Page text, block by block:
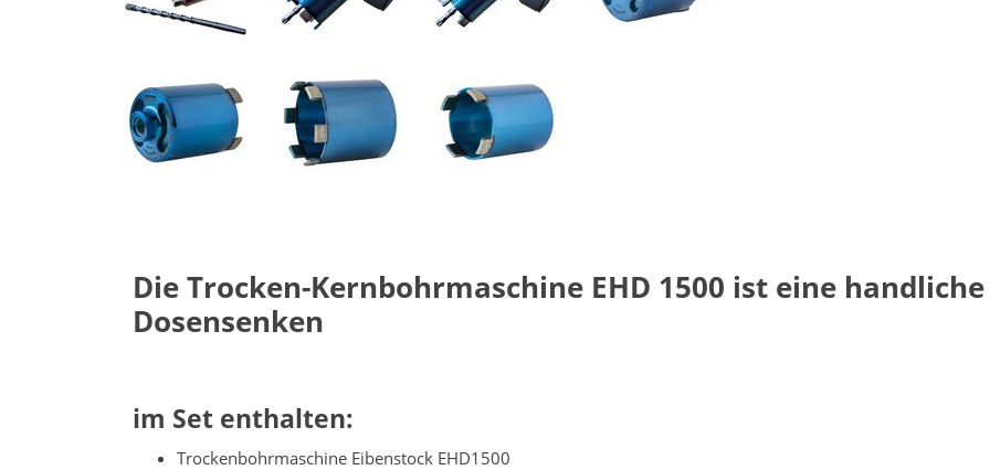
Die Trocken-Kernbohrmaschine EHD 1500 ist eine
Dosensenken
im Set enthalten:
Trockenbohrmaschine Eibenstock EHD1500